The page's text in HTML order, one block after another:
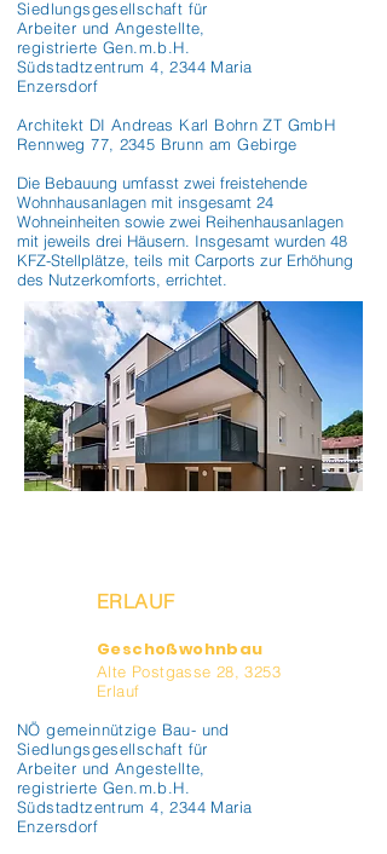
Siedlungsgesellschaft für
Arbeiter und Angestellte,
registrierte Gen.m.b.H.
Südstadtzentrum 4, 2344 Maria
Enzersdorf
Architekt DI Andreas Karl Bohrn ZT GmbH
Rennweg 77, 2345 Brunn am Gebirge
Die Bebauung umfasst zwei freistehende
Wohnhausanlagen mit insgesamt 24
Wohneinheiten sowie zwei Reihenhausanlagen
mit jeweils drei Häusern. Insgesamt wurden 48
KFZ-Stellplätze, teils mit Carports zur Erhöhung
des Nutzerkomforts, errichtet.
ERLAUF
Geschoßwohnbau
Alte Postgasse 28, 3253
Erlauf
NÖ gemeinnützige Bau- und
Siedlungsgesellschaft für
Arbeiter und Angestellte,
registrierte Gen.m.b.H.
Südstadtzentrum 4, 2344 Maria
Enzersdorf